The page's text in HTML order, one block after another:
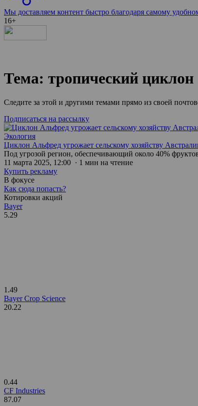
Мы доставляем контент быстро благодаря самому
16+
Тема: тропический циклон
Следите за этой и другими темами прямо из своей
Подписаться на рассылку
Экология
Циклон Альфред угрожает сельскому хозяйству
Под угрозой регион, обеспечивающий около 40%
11 марта 2025, 12:00 · 1 мин на чтение
Купить рекламу
В фокусе
Как сюда попасть?
Котировки акций
Bayer
5.29
1.49
Bayer Crop Science
20.22
0.44
CF Industries
87.07